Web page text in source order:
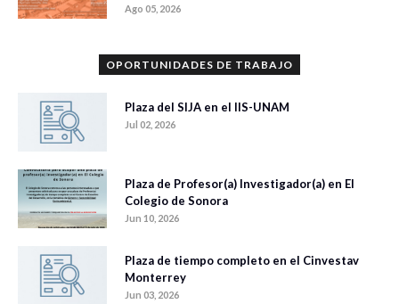
Ago 05, 2026
OPORTUNIDADES DE TRABAJO
Plaza del SIJA en el IIS-UNAM
Jul 02, 2026
Plaza de Profesor(a) Investigador(a) en El
Colegio de Sonora
Jun 10, 2026
Plaza de tiempo completo en el Cinvestav
Monterrey
Jun 03, 2026